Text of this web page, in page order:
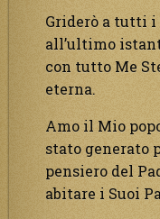
Griderò a tutti
all’ultimo
con tutto Me
eterna.
Amo il Mio
stato generato
pensiero del
abitare i Suoi